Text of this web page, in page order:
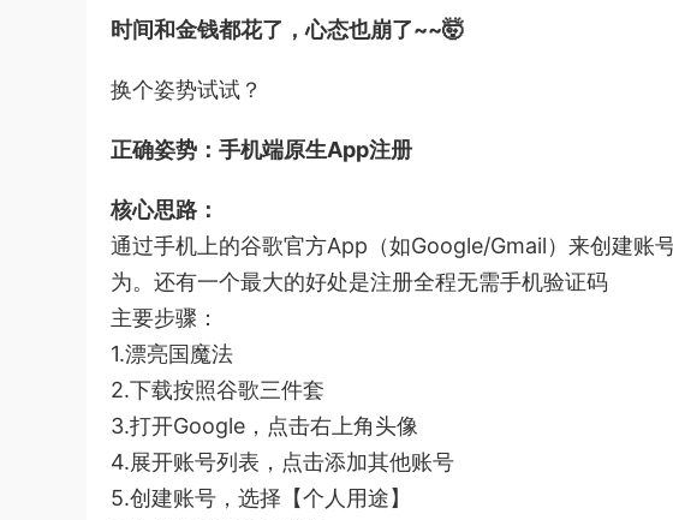
时间和金钱都花了，心态也崩了~~🤯
换个姿势试试？
正确姿势：手机端原生App注册
核心思路：
通过手机上的谷歌官方App（如Google/Gmail）来创建账
为。 还有一个最大的好处是注册全程无需手机验证码
主要步骤：
1.漂亮国魔法
2.下载按照谷歌三件套
3.打开Google，点击右上角头像
4.展开账号列表，点击添加其他账号
5.创建账号，选择【个人用途】